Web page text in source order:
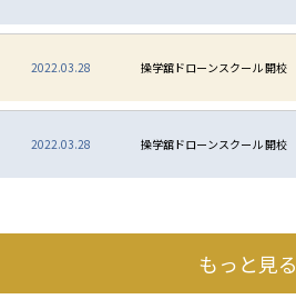
2022.03.28 操学舘ドローンスクール 開校
2022.03.28 操学舘ドローンスクール 開校
もっと見る